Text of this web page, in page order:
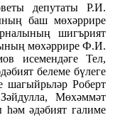
депутаты Р.И.
баш мөхәррире
шигърият
мөхәррире Ф.И.
исемендәге Тел,
белеме бүлеге
Роберт
Мөхәммәт
әдәбият галиме